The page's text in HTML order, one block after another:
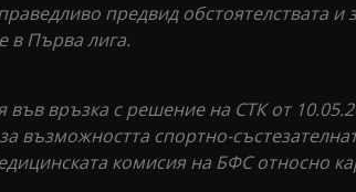
предвид обстоятелствата и
в Първа лига.
връзка с решение на СТК от
възможността спортно-
комисия на БФС относно